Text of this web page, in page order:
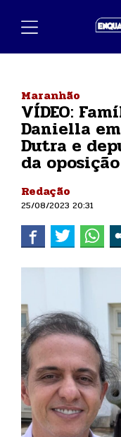
Maranhão
VÍDEO:
Daniella
Dutra e
da oposição
Redação
25/08/2023 20:31